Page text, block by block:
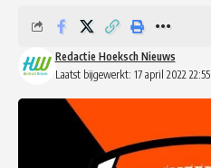
Laatst bijgewerkt: 17 april 2022 22:55
Redactie Hoeksch Nieuws